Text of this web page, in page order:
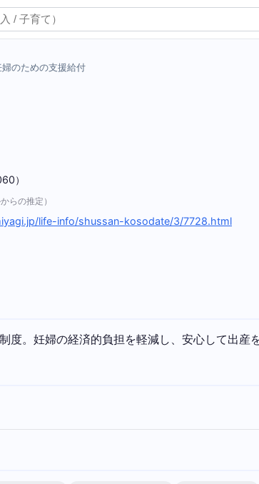
婦のための支援給付
）
らの推定）
life-info/shussan-kosodate/3/7728.html
度。妊婦の経済的負担を軽減し、安心して出産